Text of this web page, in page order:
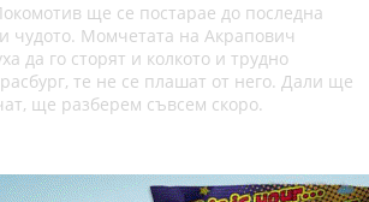
ще се постарае до последна
чудото. Момчетата на Акрапович
да го сторят и колкото и трудно
те не се плашат от него. Дали ще
ще разберем съвсем скоро.